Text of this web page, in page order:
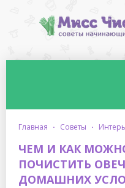
главная · советы ·
ЧЕМ И КАК
ПОЧИСТИТЬ
ДОМАШНИХ